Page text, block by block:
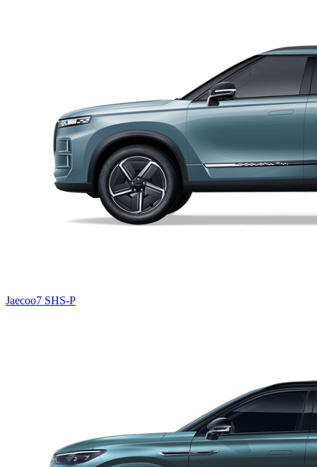
Jaecoo7 SHS-P